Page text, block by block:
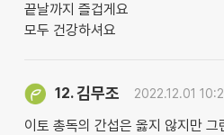
끝날까지 즐겁게요
모두 건강하셔요
12.김무조 2022.12.01
이토 총독의 간섭은 옳지 않지만 그